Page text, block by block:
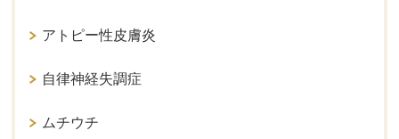
アトピー性皮膚炎
自律神経失調症
ムチウチ